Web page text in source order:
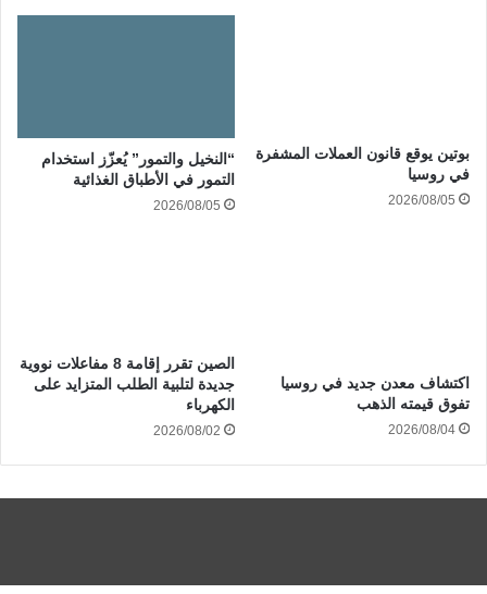
بوتين يوقع قانون العملات المشفرة
في روسيا
2026/08/05
“النخيل والتمور” يُعزّز استخدام
التمور في الأطباق الغذائية
2026/08/05
اكتشاف معدن جديد في روسيا
تفوق قيمته الذهب
2026/08/04
الصين تقرر إقامة 8 مفاعلات نووية
جديدة لتلبية الطلب المتزايد على
الكهرباء
2026/08/02